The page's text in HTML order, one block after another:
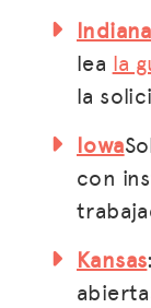
Indiana
lea la
la
Iowa
con
Kansas